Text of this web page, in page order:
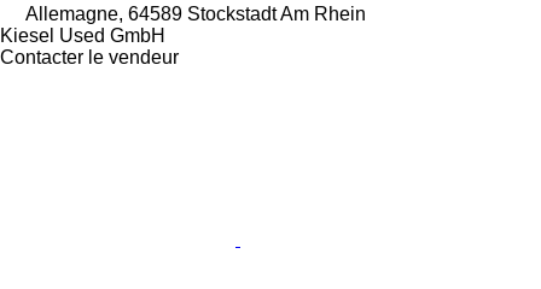
Allemagne, 64589 Stockstadt Am Rhein
Kiesel Used GmbH
Contacter le vendeur